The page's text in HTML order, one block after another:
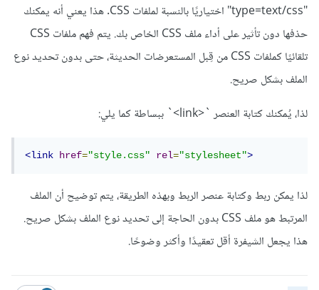
"type=text/css" اختياريًا بالنسبة لملفات CSS. هذا يعني أنه يمكنك
حذفها دون تأثير على أداء ملف CSS الخاص بك. يتم فهم ملفات CSS
تلقائيًا كملفات CSS من قِبل المستعرضات الحديثة، حتى بدون تحديد نوع
الملف بشكل صريح.
لذا، يُمكنك كتابة العنصر `<link>` ببساطة كما يلي:
<link href="style.css" rel="stylesheet">
لذا يمكن ربط وكتابة عنصر الربط وبهذه الطريقة، يتم توضيح أن الملف
المرتبط هو ملف CSS بدون الحاجة إلى تحديد نوع الملف بشكل صريح.
هذا يجعل الشيفرة أقل تعقيدًا وأكثر وضوحًا.